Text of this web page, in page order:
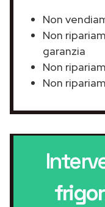
Non
Non
garanzia
Non
Non